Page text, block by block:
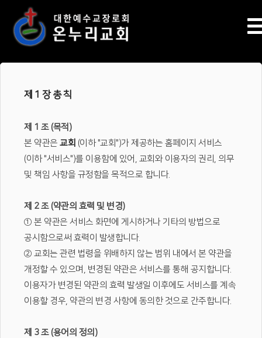
서비스 이용약관
제 1 장 총 칙
제 1 조 (목적)
본 약관은 교회 (이하 "교회")가 제공하는 홈페이지 서비스
(이하 "서비스")를 이용함에 있어, 교회와 이용자의 권리, 의무
및 책임 사항을 규정함을 목적으로 합니다.
제 2 조 (약관의 효력 및 변경)
① 본 약관은 서비스 화면에 게시하거나 기타의 방법으로
공시함으로써 효력이 발생합니다.
② 교회는 관련 법령을 위배하지 않는 범위 내에서 본 약관을
개정할 수 있으며, 변경된 약관은 서비스를 통해 공지합니다.
이용자가 변경된 약관의 효력 발생일 이후에도 서비스를 계속
이용할 경우, 약관의 변경 사항에 동의한 것으로 간주합니다.
제 3 조 (용어의 정의)